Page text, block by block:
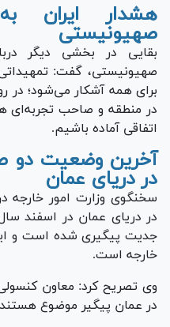
هشدار ایران
صهیونیستی
بقایی در بخشی دیگر
صهیونیستی، گفت:
برای همه آشکار می‌شود؛ در
در منطقه و صاحب تجربه‌ای
اتفاقی آماده باشیم.
آخرین وضعیت دو
در دریای عمان
سخنگوی وزارت امور خارجه
در دریای عمان در اسفند
جدیت پیگیری شده است و
خارجه است.
وی تصریح کرد: معاون
در عمان پیگیر موضوع